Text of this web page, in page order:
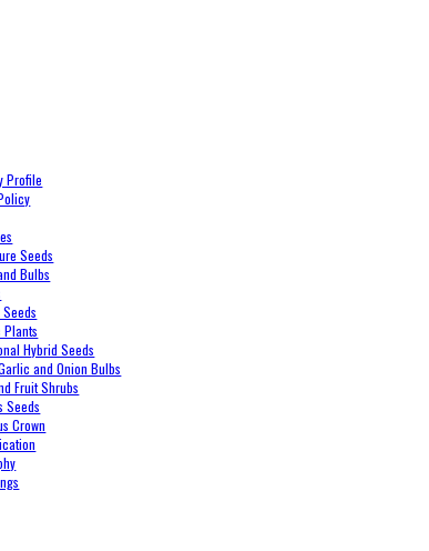
Profile
Seeds
Bulbs
Plants
Hybrid Seeds
and Onion Bulbs
Fruit Shrubs
Seeds
Crown